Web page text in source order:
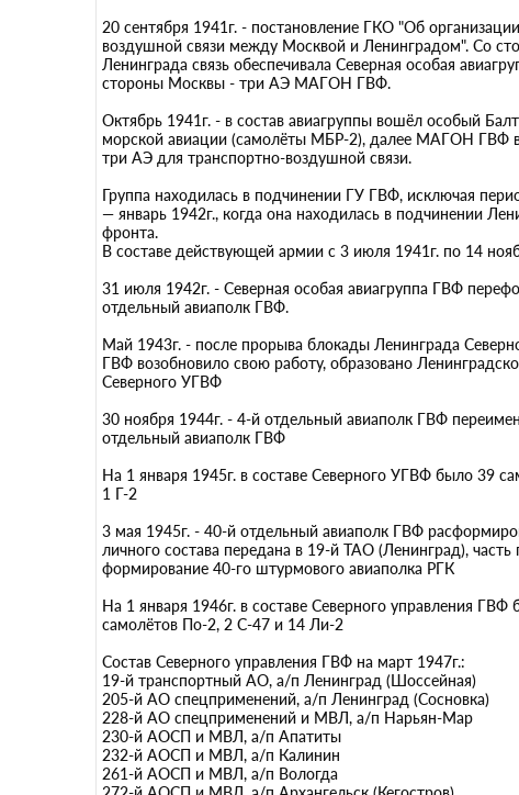
20 сентября 1941г. - постановление ГКО "Об
воздушной связи между Москвой и Ленинградом". Со
Ленинграда связь обеспечивала Северная особая
стороны Москвы - три АЭ МАГОН ГВФ.
Октябрь 1941г. - в состав авиагруппы вошёл особый
морской авиации (самолёты МБР-2), далее МАГОН ГВФ
три АЭ для транспортно-воздушной связи.
Группа находилась в подчинении ГУ ГВФ, исключая
— январь 1942г., когда она находилась в подчинении
фронта.
В составе действующей армии с 3 июля 1941г. по 14
31 июля 1942г. - Северная особая авиагруппа ГВФ
отдельный авиаполк ГВФ.
Май 1943г. - после прорыва блокады Ленинграда
ГВФ возобновило свою работу, образовано
Северного УГВФ
30 ноября 1944г. - 4-й отдельный авиаполк ГВФ
отдельный авиаполк ГВФ
На 1 января 1945г. в составе Северного УГВФ было 39
1 Г-2
3 мая 1945г. - 40-й отдельный авиаполк ГВФ
личного состава передана в 19-й ТАО (Ленинград), часть
формирование 40-го штурмового авиаполка РГК
На 1 января 1946г. в составе Северного управления ГВФ
самолётов По-2, 2 С-47 и 14 Ли-2
Состав Северного управления ГВФ на март 1947г.:
19-й транспортный АО, а/п Ленинград (Шоссейная)
205-й АО спецприменений, а/п Ленинград (Сосновка)
228-й АО спецприменений и МВЛ, а/п Нарьян-Мар
230-й АОСП и МВЛ, а/п Апатиты
232-й АОСП и МВЛ, а/п Калинин
261-й АОСП и МВЛ, а/п Вологда